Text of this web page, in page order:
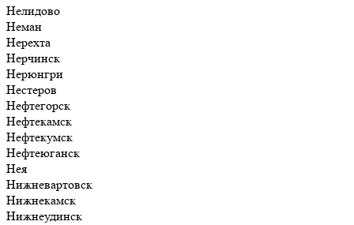
Нелидово
Неман
Нерехта
Нерчинск
Нерюнгри
Нестеров
Нефтегорск
Нефтекамск
Нефтекумск
Нефтеюганск
Нея
Нижневартовск
Нижнекамск
Нижнеудинск